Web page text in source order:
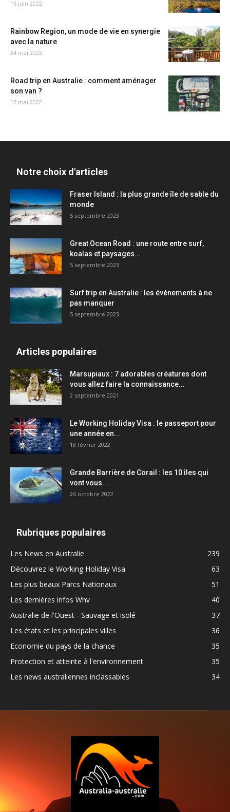
16 juin 2022
Rainbow Region, un mode de vie en synergie
avec la nature
24 mai 2022
Road trip en Australie : comment aménager
son van ?
17 mai 2022
Notre choix d'articles
Fraser Island : la plus grande île de sable du
monde
5 septembre 2023
Great Ocean Road : une route entre surf,
koalas et paysages...
5 septembre 2023
Surf trip en Australie : les événements à ne
pas manquer
5 septembre 2023
Articles populaires
Marsupiaux : 7 adorables créatures dont
vous allez faire la connaissance...
2 septembre 2021
Le Working Holiday Visa : le passeport pour
une année en...
18 février 2022
Grande Barrière de Corail : les 10 îles qui
vont vous...
26 octobre 2022
Rubriques populaires
Les News en Australie
239
Découvrez le Working Holiday Visa
63
Les plus beaux Parcs Nationaux
51
Les dernières infos Whv
40
Australie de l'Ouest - Sauvage et isolé
37
Les états et les principales villes
36
Economie du pays de la chance
35
Protection et atteinte à l'environnement
35
Les news australiennes inclassables
34